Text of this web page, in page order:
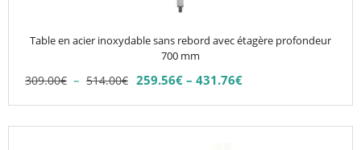
Table en acier inoxydable sans rebord avec étagère profondeur
700 mm
309.00€ – 514.00€Plage
309.00€
259.56€ – 431.76€
Plage
de
choisies